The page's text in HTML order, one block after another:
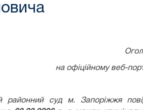
на офіційному веб-
районний суд м. Запоріжжя